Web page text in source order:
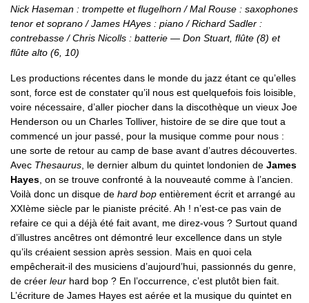
Nick Haseman : trompette et flugelhorn / Mal Rouse : saxophones
tenor et soprano / James HAyes : piano / Richard Sadler :
contrebasse / Chris Nicolls : batterie — Don Stuart, flûte (8) et
flûte alto (6, 10)
Les productions récentes dans le monde du jazz étant ce qu’elles
sont, force est de constater qu’il nous est quelquefois fois loisible,
voire nécessaire, d’aller piocher dans la discothèque un vieux Joe
Henderson ou un Charles Tolliver, histoire de se dire que tout a
commencé un jour passé, pour la musique comme pour nous :
une sorte de retour au camp de base avant d’autres découvertes.
Avec Thesaurus , le dernier album du quintet londonien de James
Hayes , on se trouve confronté à la nouveauté comme à l’ancien.
Voilà donc un disque de hard bop entièrement écrit et arrangé au
XXIème siècle par le pianiste précité. Ah ! n’est-ce pas vain de
refaire ce qui a déjà été fait avant, me direz-vous ? Surtout quand
d’illustres ancêtres ont démontré leur excellence dans un style
qu’ils créaient session après session. Mais en quoi cela
empêcherait-il des musiciens d’aujourd’hui, passionnés du genre,
de créer leur hard bop ? En l’occurrence, c’est plutôt bien fait.
L’écriture de James Hayes est aérée et la musique du quintet en